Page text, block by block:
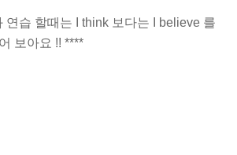
연습 할때는 I think 보다는 I believe 를
보아요 !! ****